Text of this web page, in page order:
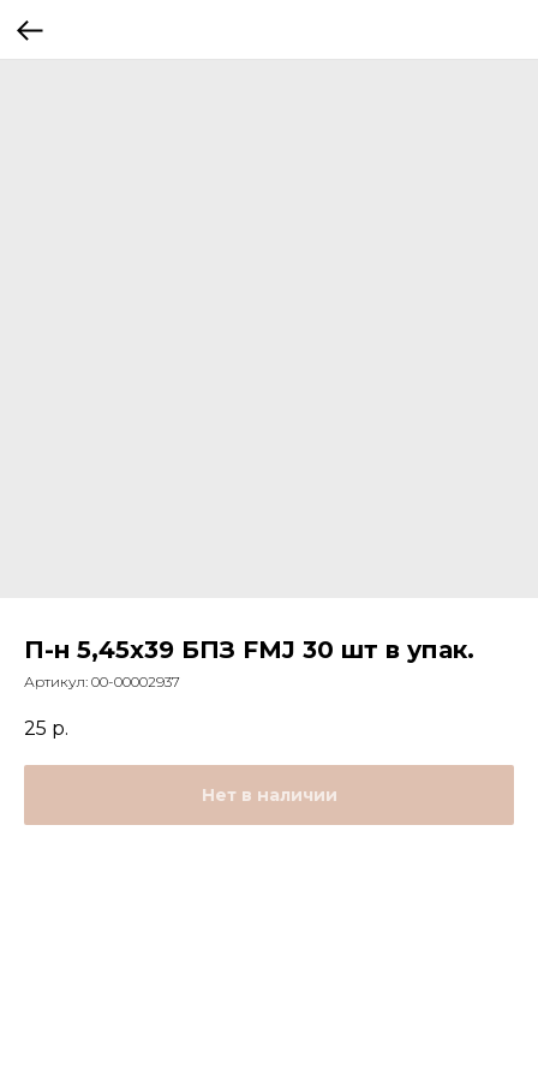
П-н 5,45x39 БПЗ FMJ 30 шт в упак.
Артикул: 00-00002937
25 р.
Нет в наличии